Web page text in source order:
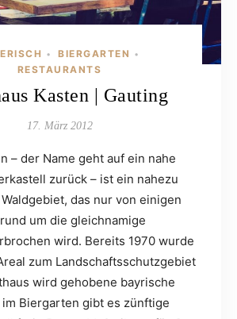
• BIERGARTEN •
RESTAURANTS
Kasten | Gauting
17. März 2012
– der Name geht auf ein nahe
zurück – ist ein nahezu
das nur von einigen
um die gleichnamige
wird. Bereits 1970 wurde
zum Landschaftsschutzgebiet
wird gehobene bayrische
Biergarten gibt es zünftige